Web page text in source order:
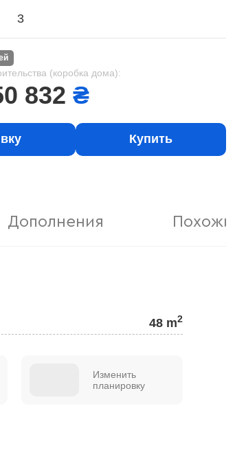
3
(коробка дома):
832 ₴
Купить
Дополнения
48 m2
Изменить
планировку